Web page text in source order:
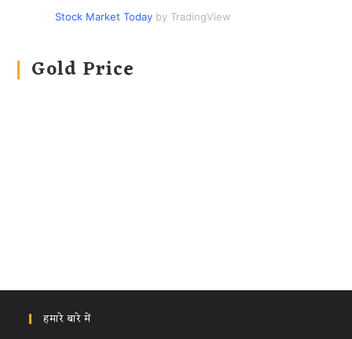
Stock Market Today by TradingView
Gold Price
हमारे बारे में